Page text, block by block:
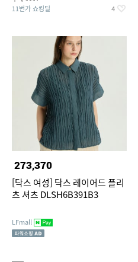
11번가 쇼킹딜 4
273,370
[닥스 여성] 닥스 레이어드 플리
츠 셔츠 DLSH6B391B3
LFmall